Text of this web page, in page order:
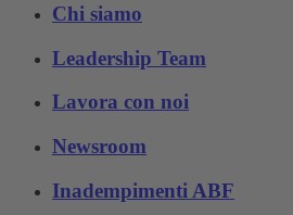
Chi siamo
Leadership Team
Lavora con noi
Newsroom
Inadempimenti ABF